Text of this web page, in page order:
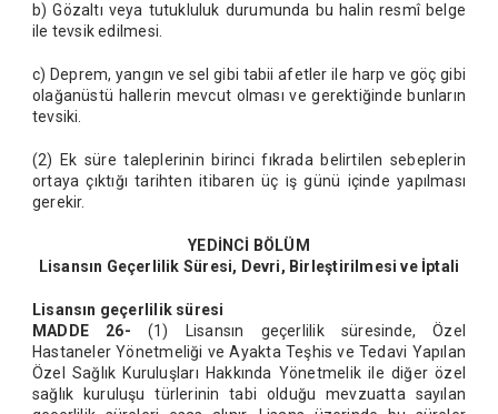
b) Gözaltı veya tutukluluk durumunda bu halin resmî belge
ile tevsik edilmesi.
c) Deprem, yangın ve sel gibi tabii afetler ile harp ve göç gibi
olağanüstü hallerin mevcut olması ve gerektiğinde bunların
tevsiki.
(2) Ek süre taleplerinin birinci fıkrada belirtilen sebeplerin
ortaya çıktığı tarihten itibaren üç iş günü içinde yapılması
gerekir.
YEDİNCİ BÖLÜM
Lisansın Geçerlilik Süresi, Devri, Birleştirilmesi ve İptali
Lisansın geçerlilik süresi
MADDE 26- (1) Lisansın geçerlilik süresinde, Özel
Hastaneler Yönetmeliği ve Ayakta Teşhis ve Tedavi Yapılan
Özel Sağlık Kuruluşları Hakkında Yönetmelik ile diğer özel
sağlık kuruluşu türlerinin tabi olduğu mevzuatta sayılan